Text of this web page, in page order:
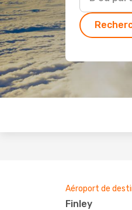
Aéroport de
Finley